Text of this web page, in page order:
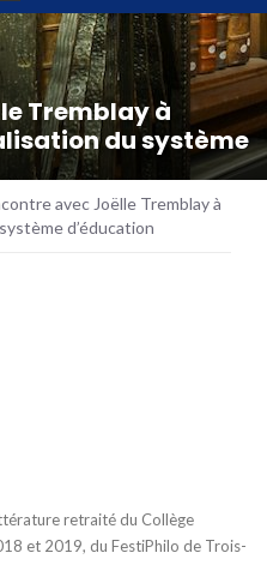
Tremblay à
du système
avec Joëlle Tremblay à
d’éducation
retraité du Collège
et 2019, du FestiPhilo de Trois-